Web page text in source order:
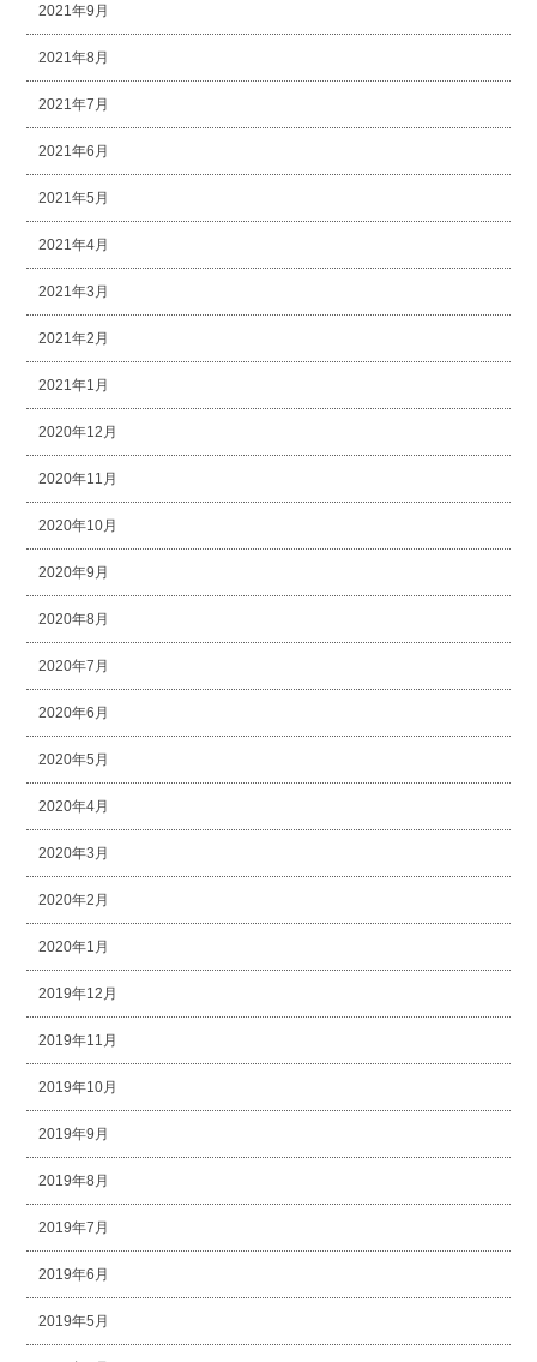
2021年9月
2021年8月
2021年7月
2021年6月
2021年5月
2021年4月
2021年3月
2021年2月
2021年1月
2020年12月
2020年11月
2020年10月
2020年9月
2020年8月
2020年7月
2020年6月
2020年5月
2020年4月
2020年3月
2020年2月
2020年1月
2019年12月
2019年11月
2019年10月
2019年9月
2019年8月
2019年7月
2019年6月
2019年5月